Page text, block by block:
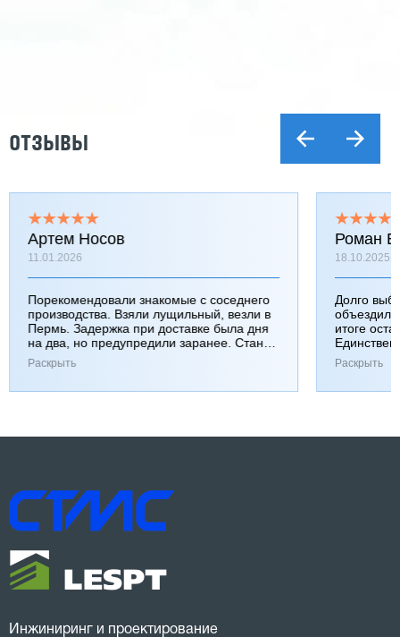
ОТЗЫВЫ
Артем Носов
11.01.2026
Порекомендовали знакомые с соседнего
производства. Взяли лущильный, везли в
Пермь. Задержка при доставке была дня
на два, но предупредили заранее. Станок
работает хорошо, к качеству вопросов нет.
Раскрыть
Роман
18.10.2025
Долго
итоге
Раскрыть
Инжиниринг и проектирование